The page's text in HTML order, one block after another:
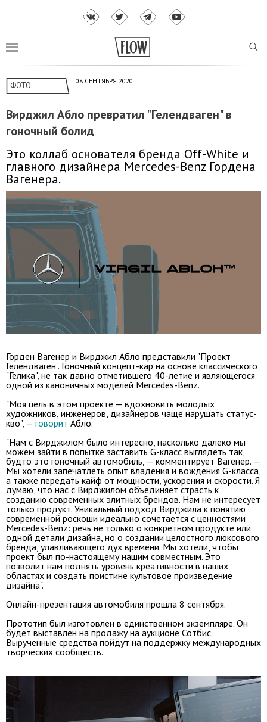
ФОТО 08 СЕНТЯБРЯ 2020
Вирджил Абло превратил "Гелендваген" в
гоночный болид
Это коллаб основателя бренда Off-White и
главного дизайнера Mercedes-Benz Гордена
Вагенера.
Горден Вагенер и Вирджил Абло представили "Проект
Гелендваген". Гоночный концепт-кар на основе классического
"Гелика", не так давно отметившего 40-летие и являющегося
одной из каноничных моделей Mercedes-Benz.
"Моя цель в этом проекте — вдохновить молодых
художников, инженеров, дизайнеров чаще нарушать статус-
кво", — говорит Абло.
"Нам с Вирджилом было интересно, насколько далеко мы
можем зайти в попытке заставить G-класс выглядеть так,
будто это гоночный автомобиль, — комментирует Вагенер. —
Мы хотели запечатлеть опыт владения и вождения G-класса,
а также передать кайф от мощности, ускорения и скорости. Я
думаю, что нас с Вирджилом объединяет страсть к
созданию современных элитных брендов. Нам не интересует
только продукт. Уникальный подход Вирджила к понятию
современной роскоши идеально сочетается с ценностями
Mercedes-Benz: речь не только о конкретном продукте или
одной детали дизайна, но о создании целостного люксового
бренда, улавливающего дух времени. Мы хотели, чтобы
проект был по-настоящему нашим совместным. Это
позволит нам поднять уровень креативности в наших
областях и создать поистине культовое произведение
дизайна".
Онлайн-презентация автомобиля прошла 8 сентября.
Прототип был изготовлен в единственном экземпляре. Он
будет выставлен на продажу на аукционе Сотбис.
Вырученные средства пойдут на поддержку международных
творческих сообществ.